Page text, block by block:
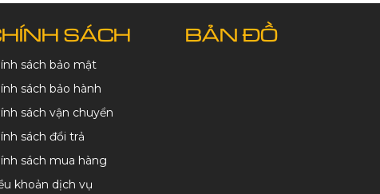
SÁCH
sách bảo mật
sách bảo hành
sách vận chuyển
sách đổi trả
sách mua hàng
khoản dịch vụ
BẢN ĐỒ